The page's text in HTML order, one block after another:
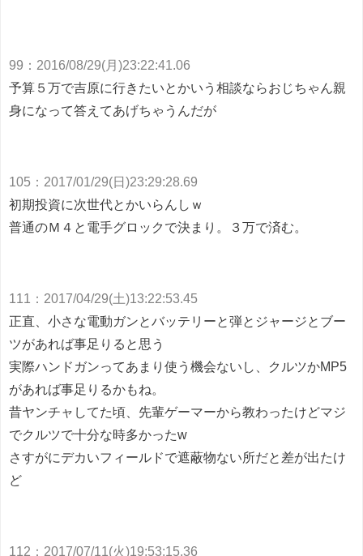
99 ： 2016/08/29(月)23:22:41.06
予算５万で吉原に行きたいとかいう相談ならおじちゃん親
身になって答えてあげちゃうんだが
105 ： 2017/01/29(日)23:29:28.69
初期投資に次世代とかいらんしｗ
普通のＭ４と電手グロックで決まり。３万で済む。
111 ： 2017/04/29(土)13:22:53.45
正直、小さな電動ガンとバッテリーと弾とジャージとブー
ツがあれば事足りると思う
実際ハンドガンってあまり使う機会ないし、クルツかMP5
があれば事足りるかもね。
昔ヤンチャしてた頃、先輩ゲーマーから教わったけどマジ
でクルツで十分な時多かったw
さすがにデカいフィールドで遮蔽物ない所だと差が出たけ
ど
112 ： 2017/07/11(火)19:53:15.36